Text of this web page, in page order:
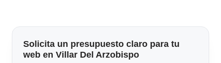
Solicita un presupuesto claro para tu
web en Villar Del Arzobispo